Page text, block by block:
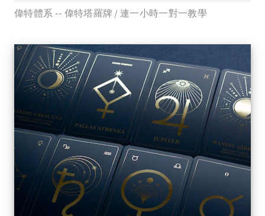
偉特體系 -- 偉特塔羅牌 / 連一小時一對一教學